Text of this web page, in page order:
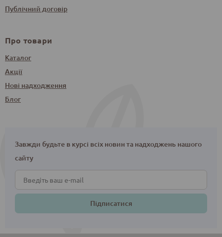
Публічний договір
Про товари
Каталог
Акції
Нові надходження
Блог
Завжди будьте в курсі всіх новин та надходжень нашого
сайту
Підписатися